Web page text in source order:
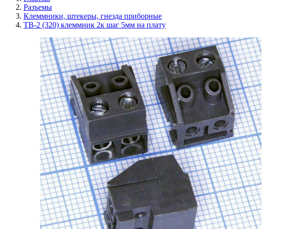
Разъемы
Клеммники, штекеры, гнезда приборные
TB-2 (320) клеммник 2к шаг 5мм на плату